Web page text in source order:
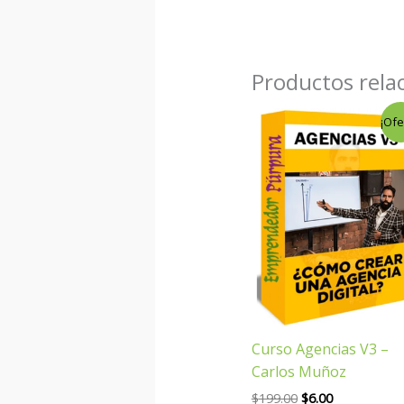
Productos
Curso Agencias V3 –
Carlos Muñoz
$199.00
El
precio
original
$199.00.
$6.00
El
precio
actual
es:
$6.00.